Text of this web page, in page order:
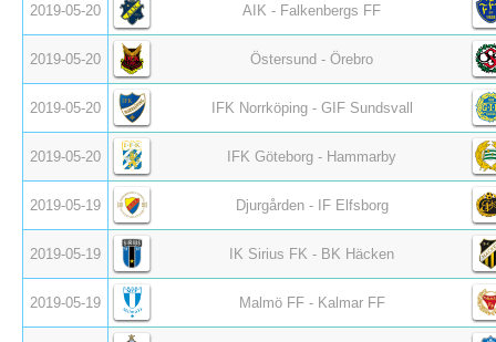
2019-05-20 AIK - Falkenbergs FF
2019-05-20 Östersund - Örebro
2019-05-20 IFK Norrköping - GIF Sundsvall
2019-05-20 IFK Göteborg - Hammarby
2019-05-19 Djurgården - IF Elfsborg
2019-05-19 IK Sirius FK - BK Häcken
2019-05-19 Malmö FF - Kalmar FF